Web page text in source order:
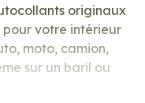
originaux
pour votre intérieur
moto, camion,
sur un baril ou